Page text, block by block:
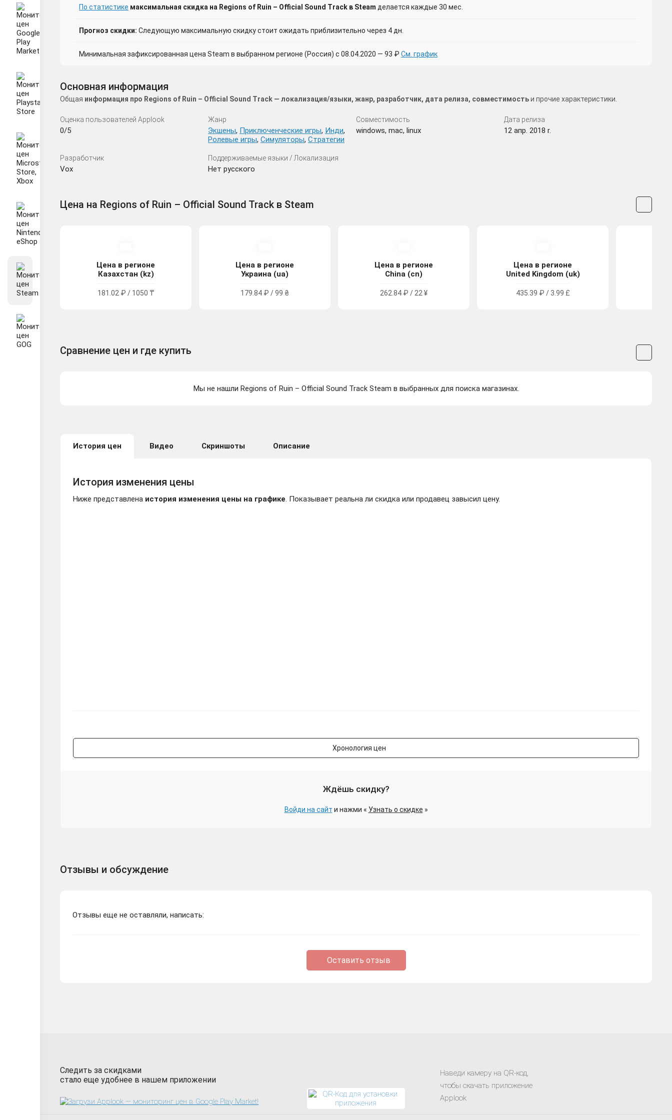
По статистике максимальная скидка на Regions of Ruin – Official Sound Track в Steam делается каждые 30 мес.
Прогноз скидки: Следующую максимальную скидку стоит ожидать приблизительно через 4 дн.
Минимальная зафиксированная цена Steam в выбранном регионе (Россия) с 08.04.2020 — 93 ₽ См. график
Основная информация
Общая информация про Regions of Ruin – Official Sound Track — локализация/языки, жанр, разработчик, дата релиза, совместимостьи прочие характеристики.
Оценка пользователей Applook
0/5
Жанр
Экшены, Приключенческие игры, Инди,
Ролевые игры, Симуляторы, Стратегии
Совместимость
windows, mac, linux
Дата релиза
12 апр. 2018 r.
Разработчик
Vox
Поддерживаемые языки / Локализация
Нет русского
Цена на Regions of Ruin – Official Sound Track в Steam
Цена в регионе
Казахстан (kz)
181.02 ₽ / 1050 ₸
Цена в регионе
Украина (ua)
179.84 ₽ / 99 ₴
Цена в регионе
China (cn)
262.84 ₽ / 22 ¥
Цена в регионе
United Kingdom (uk)
435.39 ₽ / 3.99 £
Сравнение цен и где купить
Мы не нашли Regions of Ruin – Official Sound Track Steam в выбранных для поиска магазинах.
История цен Видео Скриншоты Описание
История изменения цены
Ниже представлена история изменения цены на графике. Показывает реальна ли скидка или продавец завысил цену.
Хронология цен
Ждёшь скидку?
Войди на сайт и нажми « Узнать о скидке »
Отзывы и обсуждение
Отзывы еще не оставляли, написать:
Оставить отзыв
Следить за скидками
стало еще удобнее в нашем приложении
Наведи камеру на QR-код,
чтобы скачать приложение
Applook